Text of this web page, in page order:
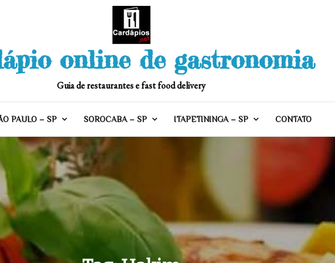
online de gastronomia
Guia de restaurantes e fast food delivery
PAULO – SP SOROCABA – SP ITAPETININGA – SP CONTATO